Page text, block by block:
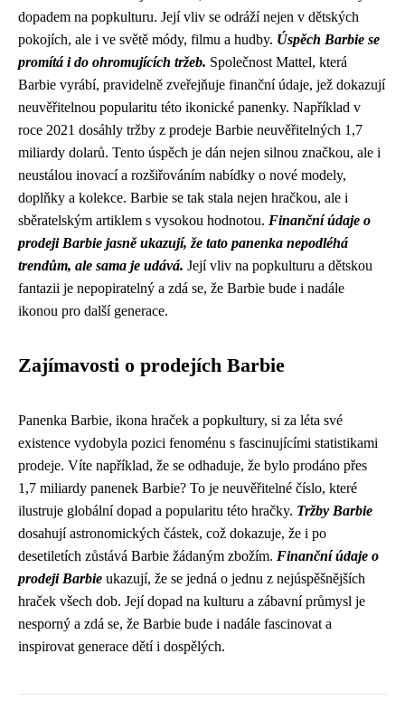
dopadem na popkulturu. Její vliv se odráží nejen v dětských
pokojích, ale i ve světě módy, filmu a hudby. Úspěch Barbie se
promítá i do ohromujících tržeb. Společnost Mattel, která
Barbie vyrábí, pravidelně zveřejňuje finanční údaje, jež dokazují
neuvěřitelnou popularitu této ikonické panenky. Například v
roce 2021 dosáhly tržby z prodeje Barbie neuvěřitelných 1,7
miliardy dolarů. Tento úspěch je dán nejen silnou značkou, ale i
neustálou inovací a rozšiřováním nabídky o nové modely,
doplňky a kolekce. Barbie se tak stala nejen hračkou, ale i
sběratelským artiklem s vysokou hodnotou. Finanční údaje o
prodeji Barbie jasně ukazují, že tato panenka nepodléhá
trendům, ale sama je udává. Její vliv na popkulturu a dětskou
fantazii je nepopiratelný a zdá se, že Barbie bude i nadále
ikonou pro další generace.
Zajímavosti o prodejích Barbie
Panenka Barbie, ikona hraček a popkultury, si za léta své
existence vydobyla pozici fenoménu s fascinujícími statistikami
prodeje. Víte například, že se odhaduje, že bylo prodáno přes
1,7 miliardy panenek Barbie? To je neuvěřitelné číslo, které
ilustruje globální dopad a popularitu této hračky. Tržby Barbie
dosahují astronomických částek, což dokazuje, že i po
desetiletích zůstává Barbie žádaným zbožím. Finanční údaje o
prodeji Barbie ukazují, že se jedná o jednu z nejúspěšnějších
hraček všech dob. Její dopad na kulturu a zábavní průmysl je
nesporný a zdá se, že Barbie bude i nadále fascinovat a
inspirovat generace dětí i dospělých.